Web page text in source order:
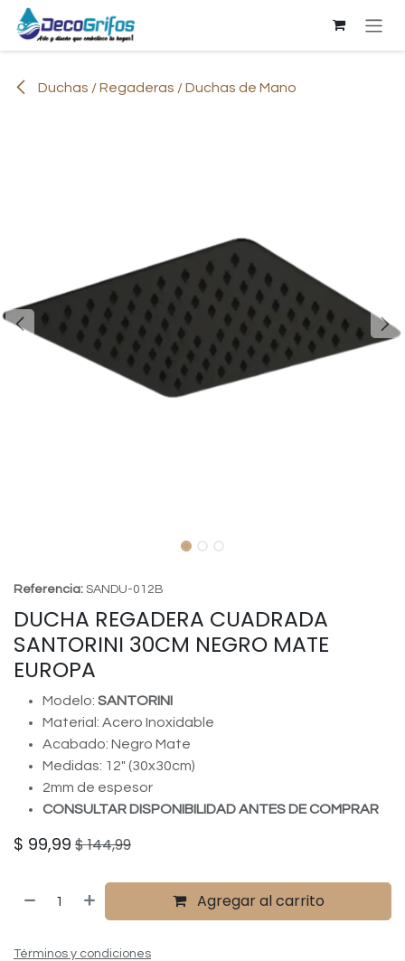
Ir al contenido
Duchas / Regaderas / Duchas de Mano
Referencia: SANDU-012B
DUCHA REGADERA CUADRADA
SANTORINI 30CM NEGRO MATE
EUROPA
Modelo: SANTORINI
Material: Acero Inoxidable
Acabado: Negro Mate
Medidas: 12" (30x30cm)
2mm de espesor
CONSULTAR DISPONIBILIDAD ANTES DE COMPRAR
$ 99,99 $144,99
Agregar al carrito
Términos y condiciones